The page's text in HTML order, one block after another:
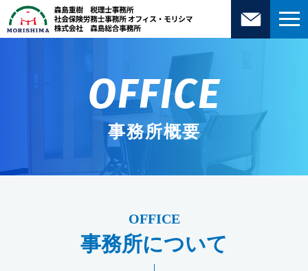
OFFICE
事務所概要
事務所について